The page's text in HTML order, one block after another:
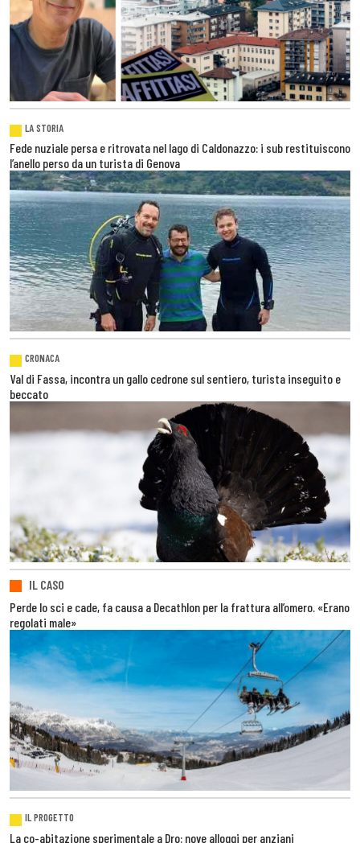
LA STORIA
Fede nuziale persa e ritrovata nel lago di Caldonazzo: i sub restituiscono
l’anello perso da un turista di Genova
CRONACA
Val di Fassa, incontra un gallo cedrone sul sentiero, turista inseguito e
beccato
IL CASO
Perde lo sci e cade, fa causa a Decathlon per la frattura all’omero. «Erano
regolati male»
IL PROGETTO
La co-abitazione sperimentale a Dro: nove alloggi per anziani